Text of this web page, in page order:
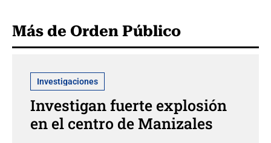
Más de Orden Público
Investigaciones
Investigan fuerte explosión
en el centro de Manizales